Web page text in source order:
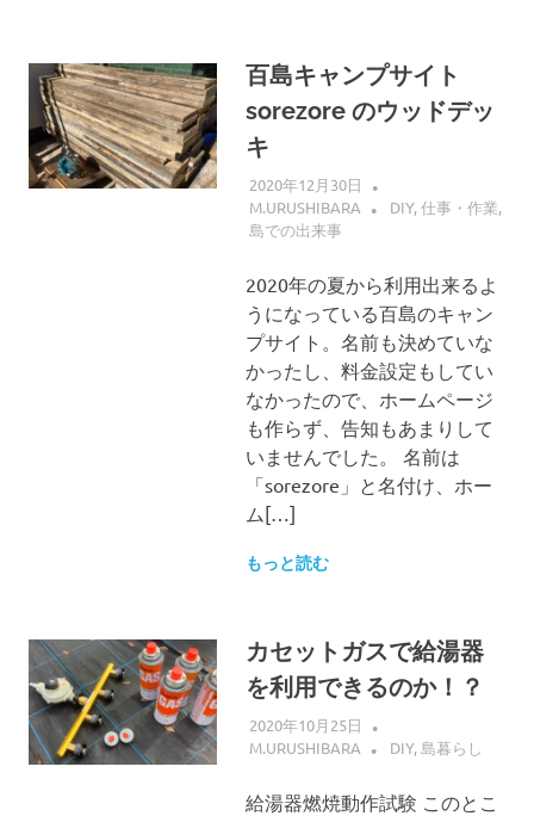
百島キャンプサイト
sorezore のウッドデッ
キ
2020年12月30日
M.URUSHIBARA
DIY,仕事・作業,
島での出来事
2020年の夏から利用出来るよ
うになっている百島のキャン
プサイト。名前も決めていな
かったし、料金設定もしてい
なかったので、ホームページ
も作らず、告知もあまりして
いませんでした。 名前は
「sorezore」と名付け、ホー
ム[…]
もっと読む
カセットガスで給湯器
を利用できるのか！？
2020年10月25日
M.URUSHIBARA
DIY,島暮らし
給湯器燃焼動作試験 このとこ